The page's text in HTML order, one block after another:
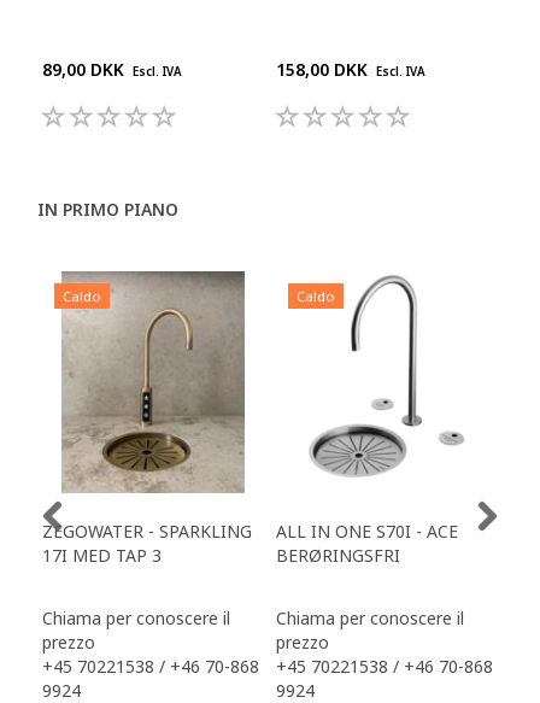
89,00 DKK Escl. IVA 158,00 DKK Escl. IVA
IN PRIMO PIANO
Caldo
ZEGOWATER - SPARKLING
17I MED TAP 3
Chiama per conoscere il
prezzo
+45 70221538 / +46 70-868
9924
Caldo
ALL IN ONE S70I - ACE
BERØRINGSFRI
Chiama per conoscere il
prezzo
+45 70221538 / +46 70-868
9924